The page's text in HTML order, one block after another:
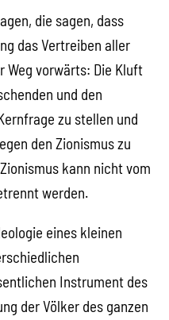
die sagen, dass
das Vertreiben aller
Weg vorwärts: Die Kluft
und den
zu stellen und
den Zionismus zu
kann nicht vom
werden.
eines kleinen
Instrument des
der Völker des ganzen